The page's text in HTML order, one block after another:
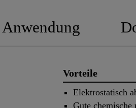
Anwendung
Vorteile
Elektrostatisch
Gute chemische